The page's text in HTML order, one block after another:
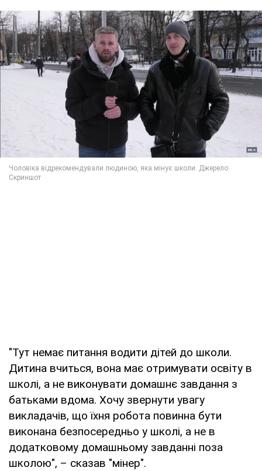
"Тут немає питання водити дітей до школи.
Дитина вчиться, вона має отримувати освіту в
школі, а не виконувати домашнє завдання з
батьками вдома. Хочу звернути увагу
викладачів, що їхня робота повинна бути
виконана безпосередньо у школі, а не в
додатковому домашньому завданні поза
школою", – сказав "мінер".